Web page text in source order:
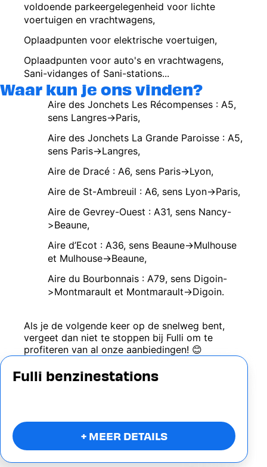
voldoende parkeergelegenheid voor lichte
voertuigen en vrachtwagens,
Oplaadpunten voor elektrische voertuigen,
Oplaadpunten voor auto's en vrachtwagens,
Sani-vidanges of Sani-stations...
Waar kun je ons vinden?
Aire des Jonchets Les Récompenses : A5,
sens Langres->Paris,
Aire des Jonchets La Grande Paroisse : A5,
sens Paris->Langres,
Aire de Dracé : A6, sens Paris->Lyon,
Aire de St-Ambreuil : A6, sens Lyon->Paris,
Aire de Gevrey-Ouest : A31, sens Nancy-
>Beaune,
Aire d’Ecot : A36, sens Beaune->Mulhouse
et Mulhouse->Beaune,
Aire du Bourbonnais : A79, sens Digoin-
>Montmarault et Montmarault->Digoin.
Als je de volgende keer op de snelweg bent,
vergeet dan niet te stoppen bij Fulli om te
profiteren van al onze aanbiedingen! 😊
Fulli benzinestations
+ MEER DETAILS